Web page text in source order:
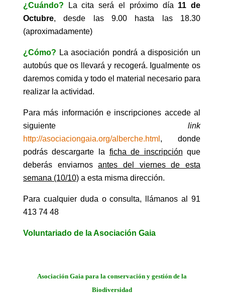
¿Cuándo? La cita será el próximo día 11 de
Octubre, desde las 9.00 hasta las 18.30
(aproximadamente)
¿Cómo? La asociación pondrá a disposición un
autobús que os llevará y recogerá. Igualmente os
daremos comida y todo el material necesario para
realizar la actividad.
Para más información e inscripciones accede al
siguientelink
http://asociaciongaia.org/alberche.html , donde
podrás descargarte la ficha de inscripción que
deberás enviarnosantes del viernes de esta
semana (10/10)a esta misma dirección.
Para cualquier duda o consulta, llámanos al 91
413 74 48
Voluntariado delaAsociación Gaia
Asociación Gaia para la conservación y gestión de la
Biodiversidad